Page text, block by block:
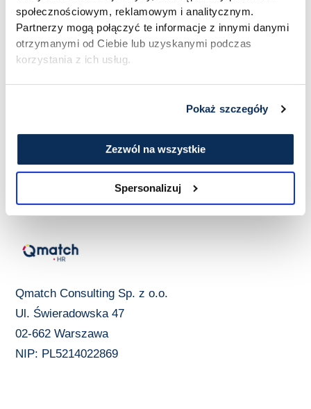
społecznościowym, reklamowym i analitycznym.
Partnerzy mogą połączyć te informacje z innymi danymi
otrzymanymi od Ciebie lub uzyskanymi podczas
korzystania z ich usług.
Pokaż szczegóły
Zezwól na wszystkie
Spersonalizuj
Read More »
Qmatch Consulting Sp. z o.o.
Ul. Świeradowska 47
02-662 Warszawa
NIP: PL5214022869